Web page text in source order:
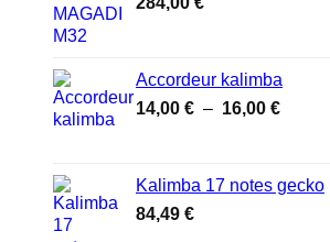
Accordeur kalimba
14,00 € – 16,00 €Plage
14,00 €
à
Kalimba 17 notes gecko
84,49 €